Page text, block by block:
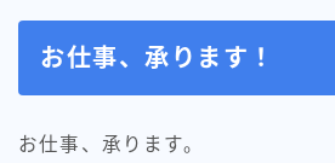
お仕事、承ります！
お仕事、承ります。